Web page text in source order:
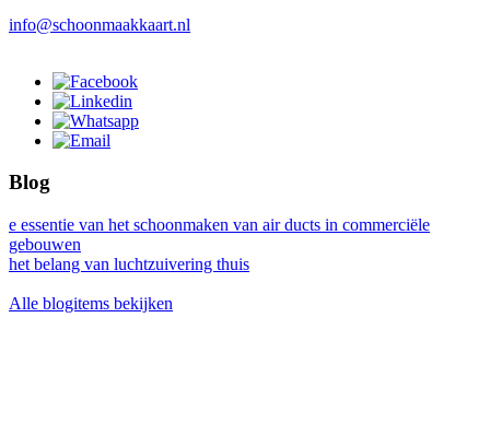
info@schoonmaakkaart.nl
Blog
e essentie van het schoonmaken van air ducts in commerciële
gebouwen
het belang van luchtzuivering thuis
Alle blogitems bekijken